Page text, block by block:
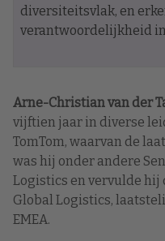
diversiteitsvlak, en
verantwoordelijkheid
Arne-Christian van der
vijftien jaar in diverse
TomTom, waarvan de
was hij onder andere
Logistics en vervulde hij
Global Logistics,
EMEA.